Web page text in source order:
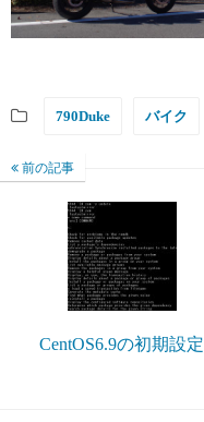
790Duke バイク
前の記事
CentOS6.9の初期設定